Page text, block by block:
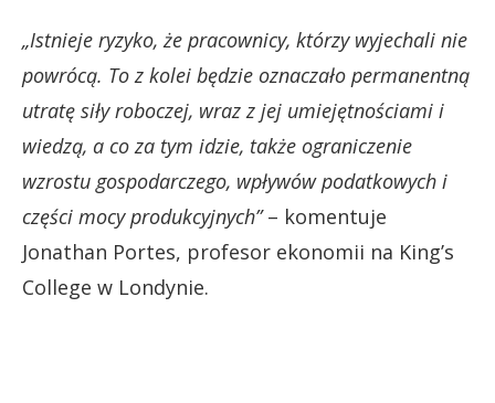
„Istnieje ryzyko, że pracownicy, którzy wyjechali nie
powrócą. To z kolei będzie oznaczało permanentną
utratę siły roboczej, wraz z jej umiejętnościami i
wiedzą, a co za tym idzie, także ograniczenie
wzrostu gospodarczego, wpływów podatkowych i
części mocy produkcyjnych”– komentuje
Jonathan Portes, profesor ekonomii na King’s
College w Londynie.